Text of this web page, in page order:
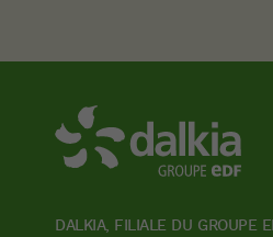
DALKIA, FILIALE DU GROUPE